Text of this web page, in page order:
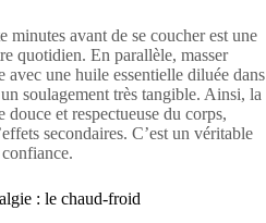
avant de se coucher est une
quotidien. En parallèle, masser
avec une huile essentielle diluée dans
soulagement très tangible. Ainsi, la
et respectueuse du corps,
secondaires. C’est un véritable
: le chaud-froid